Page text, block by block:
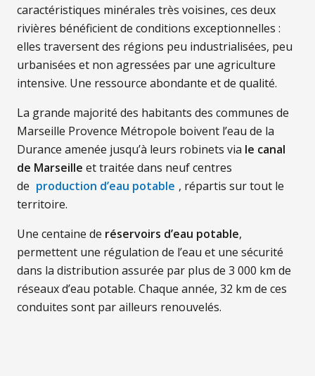
caractéristiques minérales très voisines, ces deux
rivières bénéficient de conditions exceptionnelles :
elles traversent des régions peu industrialisées, peu
urbanisées et non agressées par une agriculture
intensive. Une ressource abondante et de qualité.
La grande majorité des habitants des communes de
Marseille Provence Métropole boivent l’eau de la
Durance amenée jusqu’à leurs robinets via le canal
de Marseille et traitée dans neuf centres
de production d’eau potable , répartis sur tout le
territoire.
Une centaine de réservoirs d’eau potable,
permettent une régulation de l’eau et une sécurité
dans la distribution assurée par plus de 3 000 km de
réseaux d’eau potable. Chaque année, 32 km de ces
conduites sont par ailleurs renouvelés.